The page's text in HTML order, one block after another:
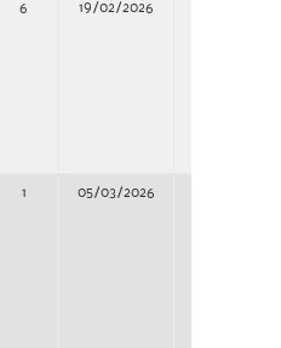
6 19/02/2026
1 05/03/2026